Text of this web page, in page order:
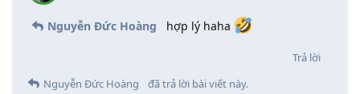
Nguyễn Đức Hoàng hợp lý haha
Trả lời
Nguyễn Đức Hoàng
đã trả lời bài viết này.